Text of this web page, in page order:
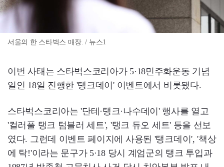
서울의 한 스타벅스 매장. / 뉴스1
이번 사태는 스타벅스코리아가 5·18민주화운동 기념
일인 18일 진행한 '탱크데이' 이벤트에서 비롯됐다.
스타벅스코리아는 '단테·탱크·나수데이' 행사를 열고
'컬러풀 탱크 텀블러 세트', '탱크 듀오 세트' 등을 선보
였다. 그런데 이벤트 페이지에 사용된 '탱크데이', '책상
에 탁!'이라는 문구가 5·18 당시 계엄군의 탱크 투입과